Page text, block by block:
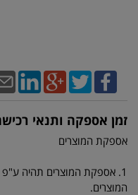
זמן אספקה ותנאי
אספקת המוצרים
1. אספקת המוצרים תהיה
המוצרים.